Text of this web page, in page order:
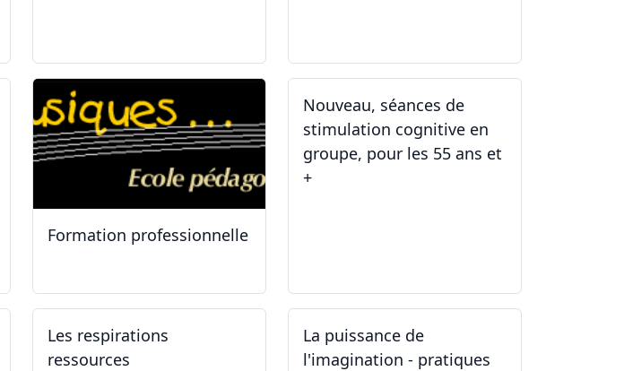
Formation professionnelle
Nouveau, séances de
stimulation cognitive en
groupe, pour les 55 ans et
+
Les respirations
ressources
La puissance de
l'imagination - pratiques